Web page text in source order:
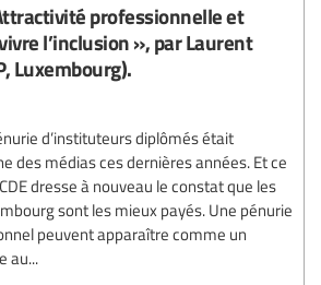
professionnelle et
l’inclusion », par Laurent
Luxembourg).
d’instituteurs diplômés était
des médias ces dernières années. Et ce
dresse à nouveau le constat que les
sont les mieux payés. Une pénurie
peuvent apparaître comme un
au...